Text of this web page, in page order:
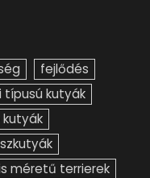
fejlődés
típusú kutyák
kutyák
méretű terrierek